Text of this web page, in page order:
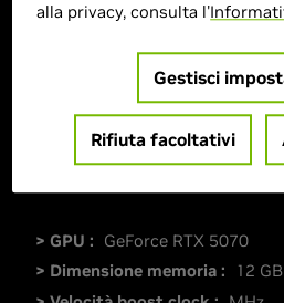
> GPU : GeForce RTX 5070
> Dimensione memoria :
12
alla privacy, consulta l'
Gestisci
Rifiuta facoltativi